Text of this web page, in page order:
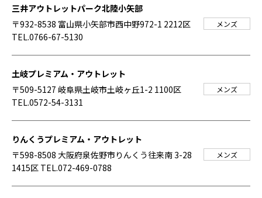
三井アウトレットパーク北陸小矢部
〒932-8538 富山県小矢部市西中野972-1 2212区
TEL.0766-67-5130
メンズ
土岐プレミアム・アウトレット
〒509-5127 岐阜県土岐市土岐ヶ丘1-2 1100区
TEL.0572-54-3131
メンズ
りんくうプレミアム・アウトレット
〒598-8508 大阪府泉佐野市りんくう往来南 3-28
1415区 TEL.072-469-0788
メンズ